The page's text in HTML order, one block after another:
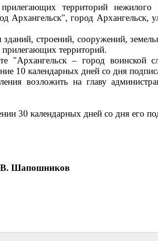
территорий
Архангельск", город
строений, сооружений,
прилегающих территорий.
"Архангельск – город
10 календарных дней со дня
возложить на главу
30 календарных дней со дня его
Шапошников